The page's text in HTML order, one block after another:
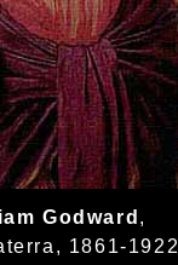
Godward ,
1861-1922